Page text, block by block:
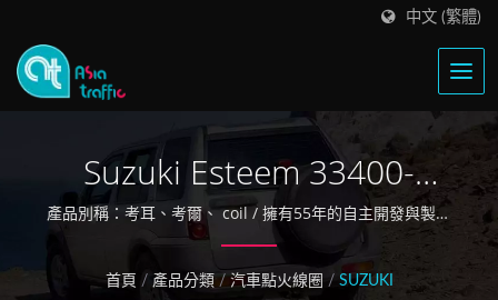
中文 (繁體)
Suzuki Esteem 33400-
65G00 點火線圈
產品別稱：考耳、考爾、 coil / 擁有55年的自主開發與製造
的經驗
首頁 / 產品分類 / 汽車點火線圈 / SUZUKI